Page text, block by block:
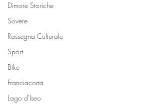
Dimore Storiche
Sovere
Rassegna Culturale
Sport
Bike
Franciacorta
Lago d'Iseo